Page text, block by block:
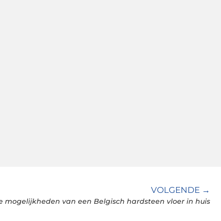
VOLGENDE →
mogelijkheden van een Belgisch hardsteen vloer in huis